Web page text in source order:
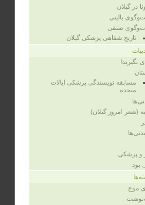
در گیلان
بالینی
صنفی
تاریخ شفاهی پزشکی گیلان
بگیرید!
مسابقه نویسندگی پزشکی ایالات
متحده
(شعر امروز گیلان)
و پزشکی
بود
موج